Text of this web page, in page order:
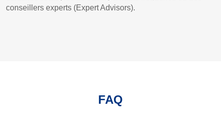
conseillers experts (Expert Advisors).
FAQ